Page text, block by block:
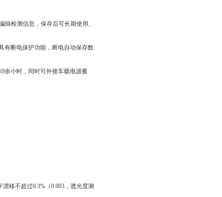
检测信息，保存后可长期使用。
有断电保护功能，断电自动保存数
余小时，同时可外接车载电源蓄
移不超过0.3%（0.003，透光度测